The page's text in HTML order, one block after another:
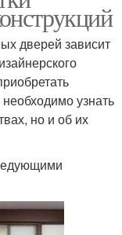
дверей зависит
узнать
но и об их